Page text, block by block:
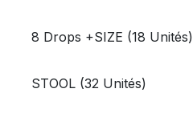
8 Drops +SIZE (18 Unités)
STOOL (32 Unités)